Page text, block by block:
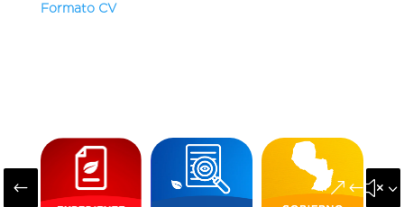
Formato CV
#